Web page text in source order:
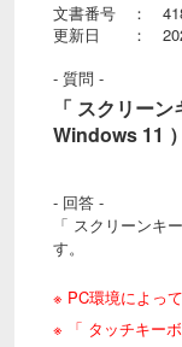
文書番号 ：
更新日 ：
- 質問 -
「 スクリー
Windows 11 ）
- 回答 -
「 スクリーンキ
す。
※ PC環境によっ
※ 「 タッチキー